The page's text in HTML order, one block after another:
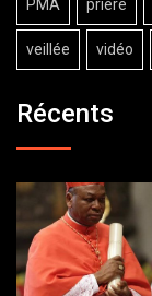
PMA prière
veillée vidéo
Récents